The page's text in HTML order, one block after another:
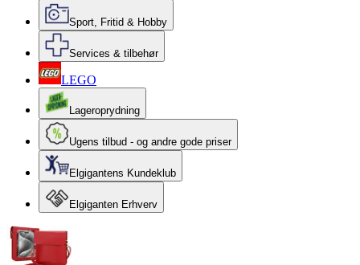
Sport, Fritid & Hobby
Services & tilbehør
LEGO
Lageroprydning
Ugens tilbud - og andre gode priser
Elgigantens Kundeklub
Elgiganten Erhverv